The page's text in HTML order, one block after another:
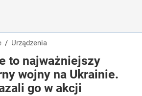
/ Urządzenia
to najważniejszy
wojny na Ukrainie.
go w akcji